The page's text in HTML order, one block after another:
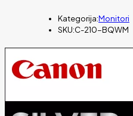
Kategorija:Monitori
SKU:C-210-BQWM